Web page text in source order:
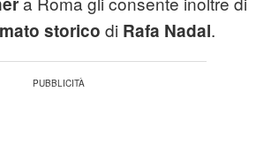
storico di Rafa Nadal.